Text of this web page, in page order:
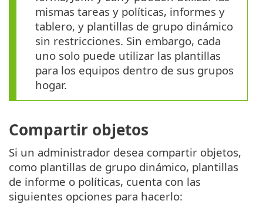
mismas tareas y políticas, informes y
tablero, y plantillas de grupo dinámico
sin restricciones. Sin embargo, cada
uno solo puede utilizar las plantillas
para los equipos dentro de sus grupos
hogar.
Compartir objetos
Si un administrador desea compartir objetos,
como plantillas de grupo dinámico, plantillas
de informe o políticas, cuenta con las
siguientes opciones para hacerlo: